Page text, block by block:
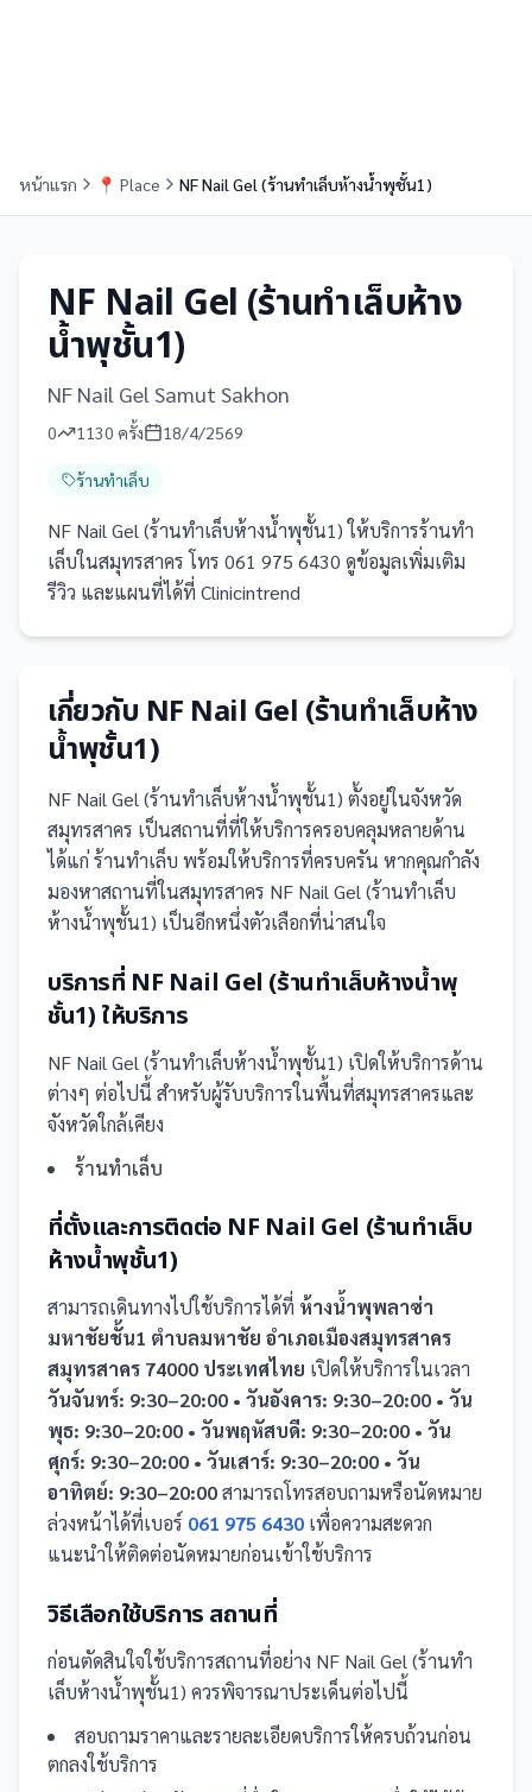
หน้าแรก 📍 Place NF Nail Gel (ร้านทำเล็บห้างน้ำพุชั้น1)
NF Nail Gel (ร้านทำเล็บห้าง
น้ำพุชั้น1)
NF Nail Gel Samut Sakhon
0 1130 ครั้ง 18/4/2569
ร้านทำเล็บ
NF Nail Gel (ร้านทำเล็บห้างน้ำพุชั้น1) ให้บริการร้านทำ
เล็บในสมุทรสาคร โทร 061 975 6430 ดูข้อมูลเพิ่มเติม
รีวิว และแผนที่ได้ที่ Clinicintrend
เกี่ยวกับ NF Nail Gel (ร้านทำเล็บห้าง
น้ำพุชั้น1)
NF Nail Gel (ร้านทำเล็บห้างน้ำพุชั้น1) ตั้งอยู่ในจังหวัด
สมุทรสาคร เป็นสถานที่ที่ให้บริการครอบคลุมหลายด้าน
ได้แก่ ร้านทำเล็บ พร้อมให้บริการที่ครบครัน หากคุณกำลัง
มองหาสถานที่ในสมุทรสาคร NF Nail Gel (ร้านทำเล็บ
ห้างน้ำพุชั้น1) เป็นอีกหนึ่งตัวเลือกที่น่าสนใจ
บริการที่ NF Nail Gel (ร้านทำเล็บห้างน้ำพุ
ชั้น1) ให้บริการ
NF Nail Gel (ร้านทำเล็บห้างน้ำพุชั้น1) เปิดให้บริการด้าน
ต่างๆ ต่อไปนี้ สำหรับผู้รับบริการในพื้นที่สมุทรสาครและ
จังหวัดใกล้เคียง
ร้านทำเล็บ
ที่ตั้งและการติดต่อ NF Nail Gel (ร้านทำเล็บ
ห้างน้ำพุชั้น1)
สามารถเดินทางไปใช้บริการได้ที่ ห้างน้ำพุพลาซ่า
มหาชัยชั้น1 ตำบลมหาชัย อำเภอเมืองสมุทรสาคร
สมุทรสาคร 74000 ประเทศไทย เปิดให้บริการในเวลา
วันจันทร์: 9:30–20:00 • วันอังคาร: 9:30–20:00 • วัน
พุธ: 9:30–20:00 • วันพฤหัสบดี: 9:30–20:00 • วัน
ศุกร์: 9:30–20:00 • วันเสาร์: 9:30–20:00 • วัน
อาทิตย์: 9:30–20:00สามารถโทรสอบถามหรือนัดหมาย
ล่วงหน้าได้ที่เบอร์ 061 975 6430 เพื่อความสะดวก
แนะนำให้ติดต่อนัดหมายก่อนเข้าใช้บริการ
วิธีเลือกใช้บริการ สถานที่
ก่อนตัดสินใจใช้บริการสถานที่อย่าง NF Nail Gel (ร้านทำ
เล็บห้างน้ำพุชั้น1) ควรพิจารณาประเด็นต่อไปนี้
สอบถามราคาและรายละเอียดบริการให้ครบถ้วนก่อน
ตกลงใช้บริการ